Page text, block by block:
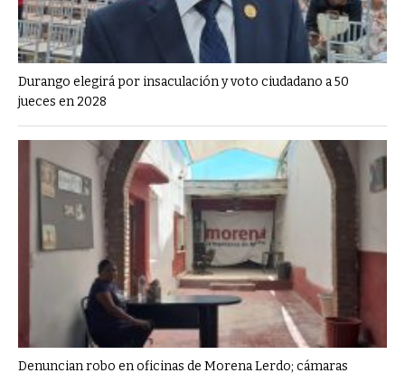
Durango elegirá por insaculación y voto ciudadano a 50
jueces en 2028
Denuncian robo en oficinas de Morena Lerdo; cámaras